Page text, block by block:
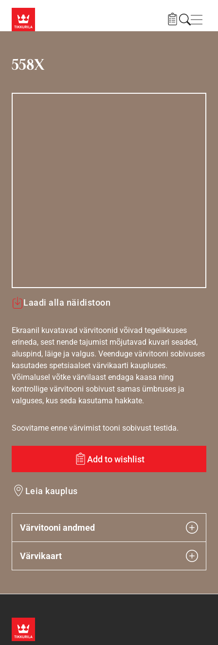
558X
Laadi alla näidistoon
Ekraanil kuvatavad värvitoonid võivad tegelikkuses
erineda, sest nende tajumist mõjutavad kuvari seaded,
aluspind, läige ja valgus. Veenduge värvitooni sobivuses
kasutades spetsiaalset värvikaarti kaupluses.
Võimalusel võtke värvilaast endaga kaasa ning
kontrollige värvitooni sobivust samas ümbruses ja
valguses, kus seda kasutama hakkate.
Soovitame enne värvimist tooni sobivust testida.
Add to wishlist
Leia kauplus
Värvitooni andmed
Värvikaart